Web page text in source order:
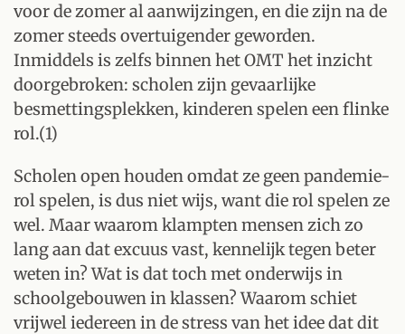
voor de zomer al aanwijzingen, en die zijn na de
zomer steeds overtuigender geworden.
Inmiddels is zelfs binnen het OMT het inzicht
doorgebroken: scholen zijn gevaarlijke
besmettingsplekken, kinderen spelen een flinke
rol.(1)
Scholen open houden omdat ze geen pandemie-
rol spelen, is dus niet wijs, want die rol spelen ze
wel. Maar waarom klampten mensen zich zo
lang aan dat excuus vast, kennelijk tegen beter
weten in? Wat is dat toch met onderwijs in
schoolgebouwen in klassen? Waarom schiet
vrijwel iedereen in de stress van het idee dat dit